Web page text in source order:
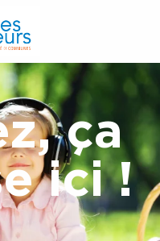
ça
ici !